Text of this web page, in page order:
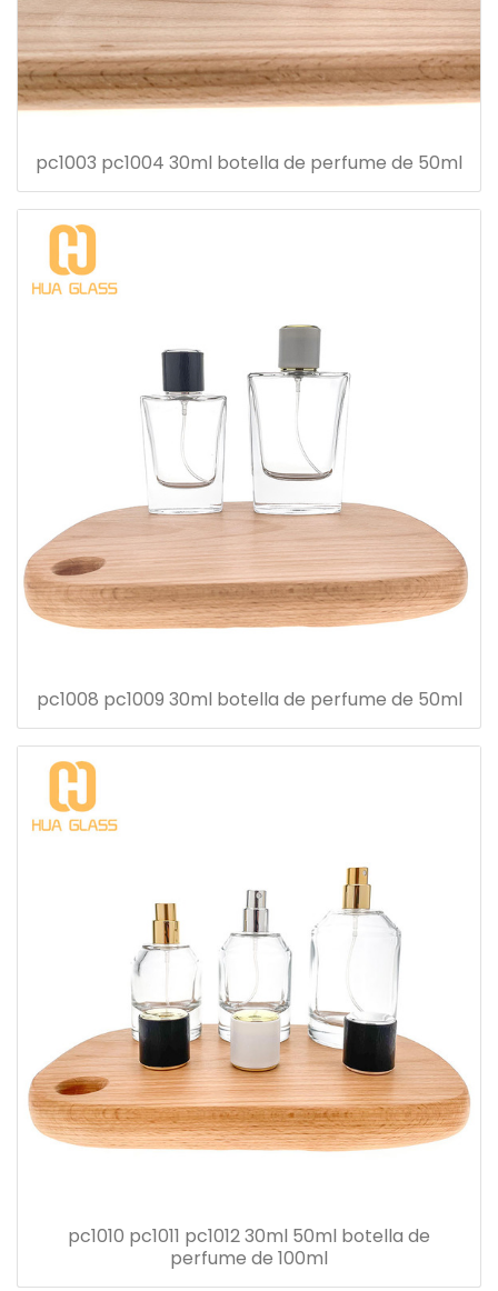
pc1003 pc1004 30ml botella de perfume de 50ml
pc1008 pc1009 30ml botella de perfume de 50ml
pc1010 pc1011 pc1012 30ml 50ml botella de
perfume de 100ml